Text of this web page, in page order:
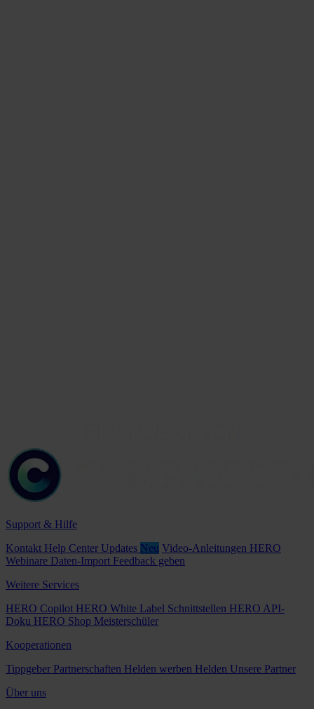
Support & Hilfe
Kontakt Help Center Updates Neu Video-Anleitungen HERO
Webinare Daten-Import Feedback geben
Weitere Services
HERO Copilot HERO White Label Schnittstellen HERO API-
Doku HERO Shop Meisterschüler
Kooperationen
Tippgeber Partnerschaften Helden werben Helden Unsere Partner
Über uns